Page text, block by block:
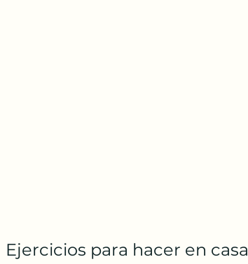
Ejercicios para hacer en casa